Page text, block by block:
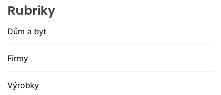
Rubriky
Dům a byt
Firmy
Výrobky